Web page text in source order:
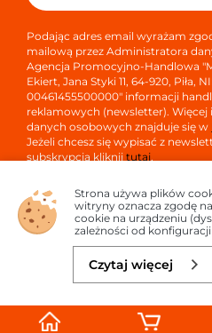
29,00 zł
Podając adres email wyrażam
mailową przez Administratora
Agencja Promocyjno-Handlowa
Ekiert, Jana Styki 11, 64-920, Piła,
00461455500000" informacji
reklamowych (newsletter).
danych osobowych znajduje się w
Jeżeli chcesz się wypisać z
subskrypcją kliknijtutaj.
Copyright
Oprogramowanie
Projekt i strony:
Strona używa plików
witryny oznacza zgodę
cookie na urządzeniu
zależności od
Czytaj więcej